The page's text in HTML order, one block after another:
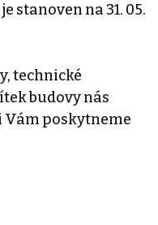
stanoven na 31. 05.
technické
budovy nás
Vám poskytneme